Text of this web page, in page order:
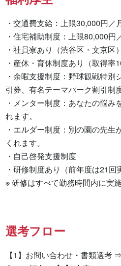
・交通費支給：上限30,000円／
・住宅補助制度：上限80,000
・社員寮あり（渋谷区・文京区
・産休・育休制度あり（取得率
・余暇支援制度：野球観戦特
引券、有名テーマパーク割引制
・メンター制度：あなたの悩み
れます。
・エルダー制度：別の園の先生
くれます。
・自己啓発支援制度
・研修制度あり（前年度は21回
※ 研修はすべて勤務時間内に実
選考フロー
【1】お問い合わせ・書類選考